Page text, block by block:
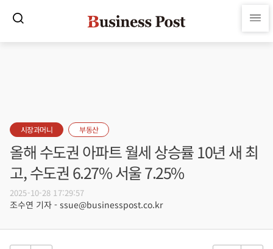
시장과머니 부동산
올해 수도권 아파트 월세 상승률 10년 새 최
고, 수도권 6.27% 서울 7.25%
2025-10-28 17:29:57
조수연 기자 - ssue@businesspost.co.kr